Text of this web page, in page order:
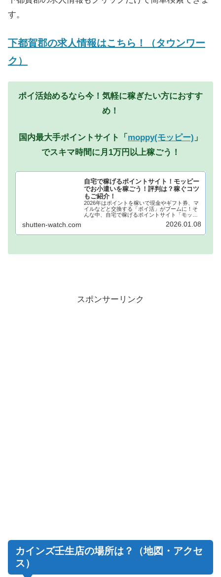
す。
下都賀郡の求人情報はこちら！（タウンワー
ク）
ポイ活始めるなら今！気軽に稼ぎたい方におすす
め！
国内最大手ポイントサイト「 moppy(モッピー) 」
でスキマ時間に月1万円以上稼ごう！
自宅で稼げるポイントサイト！モッピー
でお小遣いを稼ごう！評判は？稼ぐコツ
もご紹介！
2026年はポイントを稼いで現金やギフト券、マ
イルなどと交換する「ポイ活」がブームに！そ
んな中、自宅で稼げるポイントサイト「モッピ
ー」が注目されています！モッピーに登録し、
自宅でポイントを稼げば、あなたも月1万円稼ぐ
shutten-watch.com 2026.01.08
スポンサーリンク
カインズ壬生店の場所は？（地図・アクセ
ス）